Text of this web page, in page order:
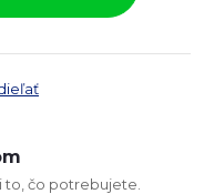
to, čo potrebujete.